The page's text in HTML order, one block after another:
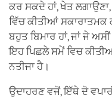
ਕਰ ਸਕਦੇ ਹਾਂ, ਖੇਤ
ਵਿੱਚ ਕੀਤੀਆਂ ਸਕਾਰਾਤਮਕ
ਬਹੁਤ ਬਿਮਾਰ ਹਾਂ, ਜਾਂ ਜੇ ਅਸੀਂ
ਇਹ ਪਿਛਲੇ ਸਮੇਂ ਵਿਚ
ਨਤੀਜਾ ਹੈ।
ਉਦਾਹਰਣ ਵਜੋਂ, ਇੱਥੇ ਦੋ